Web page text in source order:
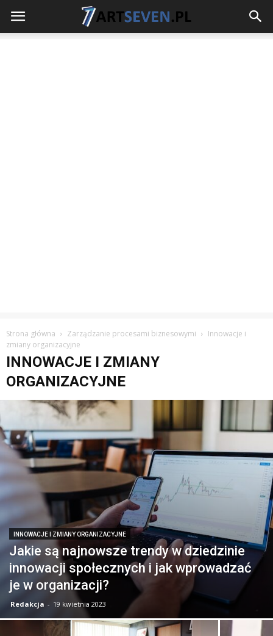
Strona główna Zarządzanie procesami biznesowymi
Innowacje i
zmiany organizacyjne
INNOWACJE I ZMIANY
ORGANIZACYJNE
INNOWACJE I ZMIANY ORGANIZACYJNE
Jakie są najnowsze trendy w dziedzinie
innowacji społecznych i jak wprowadzać
je w organizacji?
Redakcja - 19 kwietnia 2023